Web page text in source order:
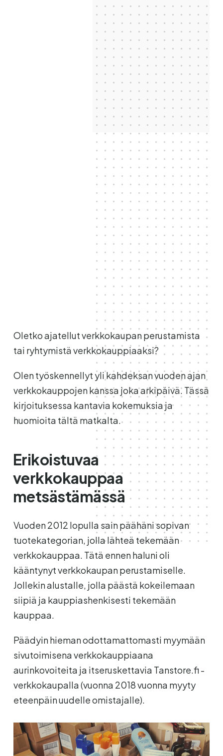
Oletko ajatellut verkkokaupan perustamista
tai ryhtymistä verkkokauppiaaksi?
Olen työskennellyt yli kahdeksan vuoden ajan
verkkokauppojen kanssa joka arkipäivä. Tässä
kirjoituksessa kantavia kokemuksia ja
huomioita tältä matkalta.
Erikoistuvaa
verkkokauppaa
metsästämässä
Vuoden 2012 lopulla sain päähäni sopivan
tuotekategorian, jolla lähteä tekemään
verkkokauppaa. Tätä ennen haluni oli
kääntynyt verkkokaupan perustamiselle.
Jollekin alustalle, jolla päästä kokeilemaan
siipiä ja kauppiashenkisesti tekemään
kauppaa.
Päädyin hieman odottamattomasti myymään
sivutoimisena verkkokauppiaana
aurinkovoiteita ja itseruskettavia Tanstore.fi -
verkkokaupalla (vuonna 2018 vuonna myyty
eteenpäin uudelle omistajalle).